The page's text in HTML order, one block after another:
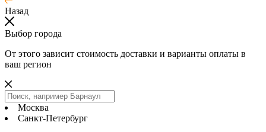
Назад
Выбор города
От этого зависит стоимость доставки и варианты оплаты в
ваш регион
Москва
Санкт-Петербург